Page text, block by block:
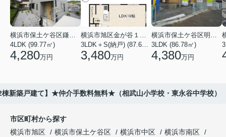
横浜市保土ケ谷区鎌谷町
4LDK (99.77㎡)
4,280万円
横浜市旭区金が谷１丁目
3LDK＋S(納戸) (87.61㎡)
3,480万円
横浜市保土ケ谷区明神台
3LDK (86.78㎡)
4,380万円
新築戸建て】★仲介手数料無料★（相武山小学校・東永谷中学校）
市区町村から探す
横浜市旭区
横浜市保土ケ谷区 横浜市中区
横浜市南区